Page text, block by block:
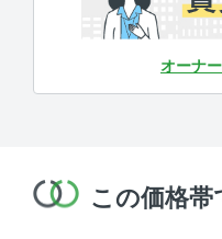
オーナ
この価格